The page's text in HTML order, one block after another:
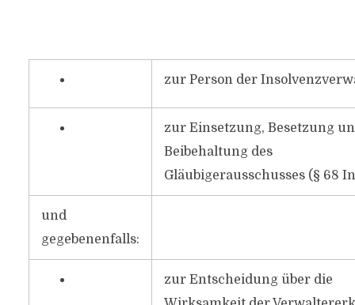
zur Person der
zur Einsetzung, Besetzung
Beibehaltung des
Gläubigerausschusses (§ 68
und
gegebenenfalls:
zur Entscheidung über die